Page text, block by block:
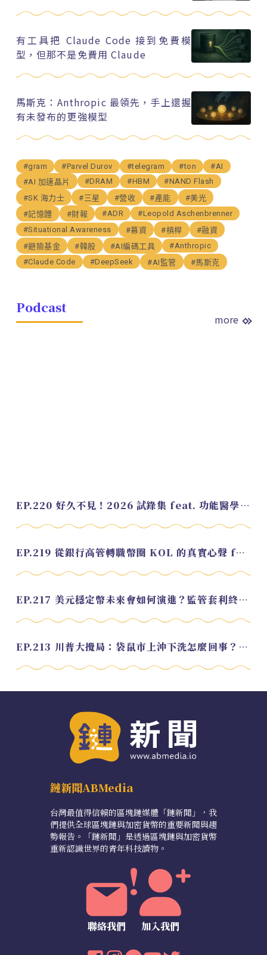
有工具把 Claude Code 接到免費模
型，但那不是免費用 Claude
馬斯克：Anthropic 最領先，手上還握
有未發布的更強模型
#gram #Parvel Durov #telegram #ton
#AI
#AI 加速晶片
#DRAM #HBM
#NAND Flash
#SK 海力士
#三星 #營收 #產能
#美光
#記憶體
#財報 #ADR
#Leopold Aschenbrenner
#Situational Awareness
#募資 #槓桿
#融資
#避險基金
#韓股 #AI編碼工具
#Anthropic
#Claude Code
#DeepSeek #AI監管 #馬斯克
Podcast
more
EP.220 好久不見！2026 試錄集 feat. 功能醫學營養師 美寶
EP.219 從銀行高管轉職幣圈 KOL 的真實心聲 feat.龜大
EP.217 美元穩定幣未來會如何演進？監管套利終將收斂？feat. 研究員 余哲安
EP.213 川普大攪局：袋鼠市上沖下洗怎麼回事？feat. Alvin
鏈新聞ABMedia
台灣最值得信賴的區塊鏈媒體「鏈新聞」，我
們提供全球區塊鏈與加密貨幣的重要新聞與趨
勢報告。「鏈新聞」是透過區塊鏈與加密貨幣
重新認識世界的青年科技讀物。
聯絡我們 加入我們